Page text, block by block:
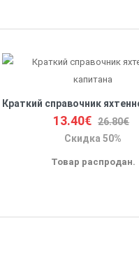
13.40€ 26.80€
Скидка 50%
Товар распродан.